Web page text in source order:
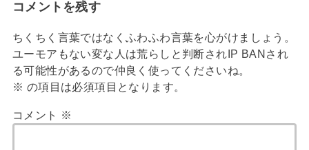
コメントを残す
ちくちく言葉ではなくふわふわ言葉を心がけましょう。
ユーモアもない変な人は荒らしと判断されIP BANされ
る可能性があるので仲良く使ってくださいね。
※ の項目は必須項目となります。
コメント ※